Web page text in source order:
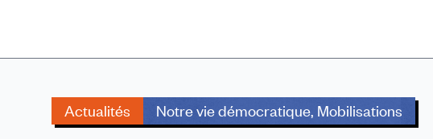
Actualités Notre vie démocratique, Mobilisations